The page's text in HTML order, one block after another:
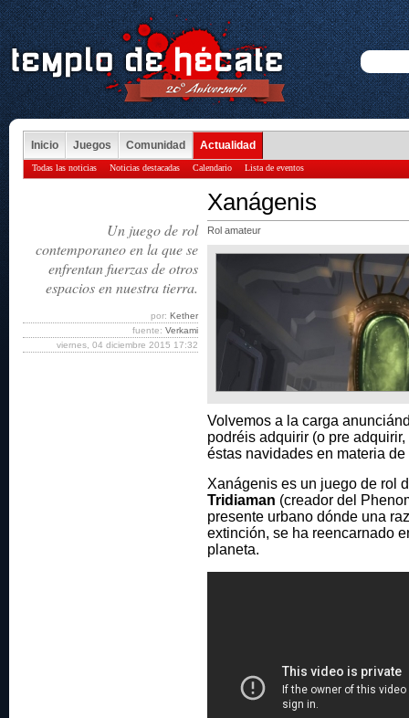
Inicio Juegos Comunidad Actualidad
Todas las noticias Noticias destacadas Calendario Lista de eventos
Xanágenis
Rol amateur
Volvemos a la carga
podréis adquirir (o pre
éstas navidades en materia de
Xanágenis es un juego de rol
Tridiaman (creador del
presente urbano dónde una
extinción, se ha reencarnado
planeta.
Un juego de rol
contemporaneo en la que se
enfrentan fuerzas de otros
espacios en nuestra tierra.
por: Kether
fuente: Verkami
viernes, 04 diciembre 2015 17:32